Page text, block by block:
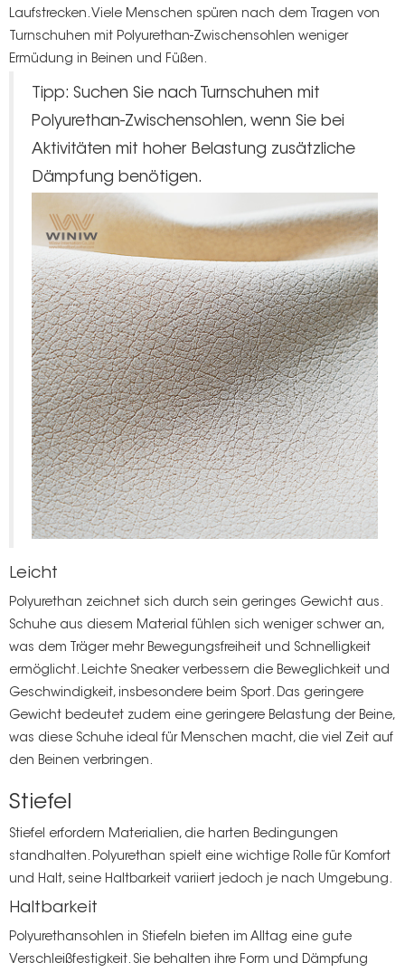
Laufstrecken. Viele Menschen spüren nach dem Tragen von
Turnschuhen mit Polyurethan-Zwischensohlen weniger
Ermüdung in Beinen und Füßen.
Tipp: Suchen Sie nach Turnschuhen mit
Polyurethan-Zwischensohlen, wenn Sie bei
Aktivitäten mit hoher Belastung zusätzliche
Dämpfung benötigen.
Leicht
Polyurethan zeichnet sich durch sein geringes Gewicht aus.
Schuhe aus diesem Material fühlen sich weniger schwer an,
was dem Träger mehr Bewegungsfreiheit und Schnelligkeit
ermöglicht. Leichte Sneaker verbessern die Beweglichkeit und
Geschwindigkeit, insbesondere beim Sport. Das geringere
Gewicht bedeutet zudem eine geringere Belastung der Beine,
was diese Schuhe ideal für Menschen macht, die viel Zeit auf
den Beinen verbringen.
Stiefel
Stiefel erfordern Materialien, die harten Bedingungen
standhalten. Polyurethan spielt eine wichtige Rolle für Komfort
und Halt, seine Haltbarkeit variiert jedoch je nach Umgebung.
Haltbarkeit
Polyurethansohlen in Stiefeln bieten im Alltag eine gute
Verschleißfestigkeit. Sie behalten ihre Form und Dämpfung